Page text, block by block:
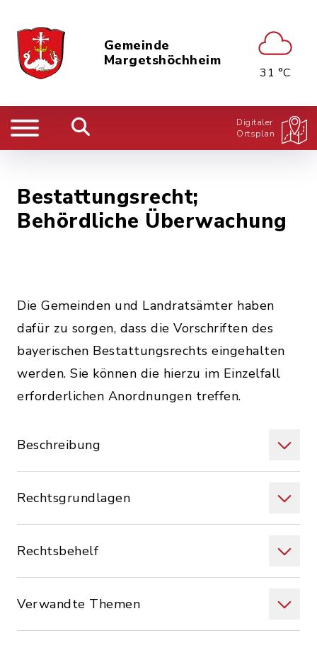
Gemeinde
Margetshöchheim
31 °C
Digitaler
Ortsplan
Bestattungsrecht;
Behördliche Überwachung
Die Gemeinden und Landratsämter haben
dafür zu sorgen, dass die Vorschriften des
bayerischen Bestattungsrechts eingehalten
werden. Sie können die hierzu im Einzelfall
erforderlichen Anordnungen treffen.
Beschreibung
Rechtsgrundlagen
Rechtsbehelf
Verwandte Themen